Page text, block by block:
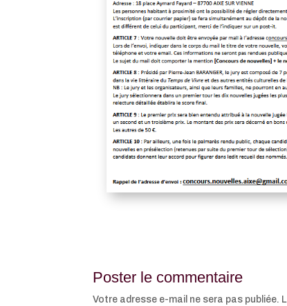
Poster le commentaire
Votre adresse e-mail ne sera pas publiée.